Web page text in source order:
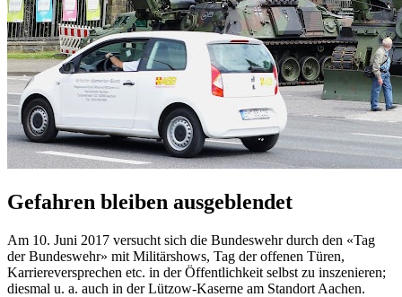
Gefahren bleiben ausgeblendet
Am 10. Juni 2017 versucht sich die Bundeswehr durch den «Tag
der Bundeswehr» mit Militärshows, Tag der offenen Türen,
Karriereversprechen etc. in der Öffentlichkeit selbst zu inszenieren;
diesmal u. a. auch in der Lützow-Kaserne am Standort Aachen.